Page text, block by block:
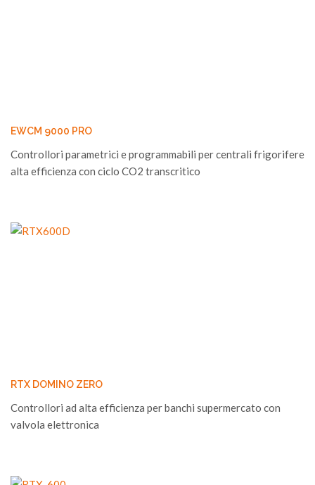
EWCM 9000 PRO
Controllori parametrici e programmabili per centrali frigorifere
alta efficienza con ciclo CO2 transcritico
RTX DOMINO ZERO
Controllori ad alta efficienza per banchi supermercato con
valvola elettronica